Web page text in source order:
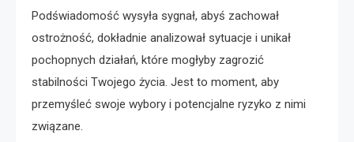
Podświadomość wysyła sygnał, abyś zachował
ostrożność, dokładnie analizował sytuacje i unikał
pochopnych działań, które mogłyby zagrozić
stabilności Twojego życia. Jest to moment, aby
przemyśleć swoje wybory i potencjalne ryzyko z nimi
związane.